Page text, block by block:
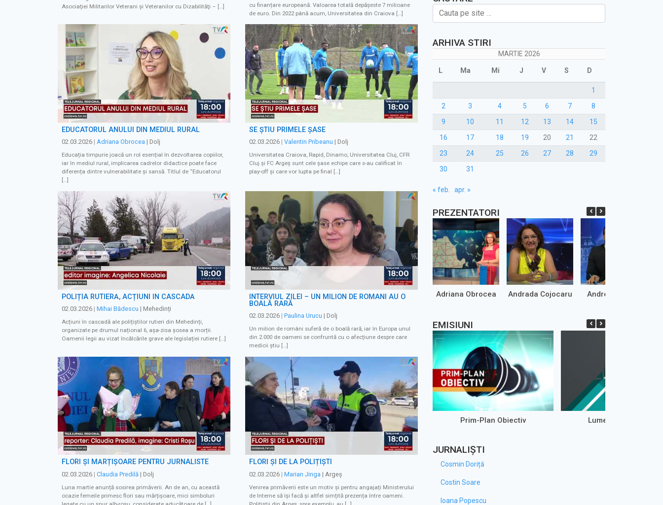
Asociaţiei Militarilor Veterani şi Veteranilor cu Dizabilităţi – […]
cu finanțare europeană. Valoarea totală depășeste 7 milioane
de euro. Din 2022 până acum, Universitatea din Craiova […]
EDUCATORUL ANULUI DIN MEDIUL RURAL
02.03.2026 | Adriana Obrocea | Dolj
Educația timpurie joacă un rol esențial în dezvoltarea copiilor,
iar în mediul rural, implicarea cadrelor didactice poate face
diferența dintre vulnerabilitate și sansă. Titlul de “Educatorul
[…]
SE ȘTIU PRIMELE ȘASE
02.03.2026 | Valentin Pribeanu | Dolj
Universitatea Craiova, Rapid, Dinamo, Universitatea Cluj, CFR
Cluj și FC Argeș sunt cele șase echipe care s-au calificat în
play-off și care vor lupta pe final […]
POLIȚIA RUTIERĂ, ACȚIUNI ÎN CASCADĂ
02.03.2026 | Mihai Bădescu | Mehedinți
Acțiuni în cascadă ale polițiștilor rutieri din Mehedinți,
organizate pe drumul național 6, așa-zisa șosea a morții.
Oamenii legii au vizat încălcările grave ale legislației rutiere […]
INTERVIUL ZILEI – UN MILION DE ROMÂNI AU O
BOALĂ RARĂ
02.03.2026 | Paulina Urucu | Dolj
Un milion de români suferă de o boală rară, iar în Europa unul
din 2.000 de oameni se confruntă cu o afecțiune despre care
medicii știu […]
FLORI ȘI MĂRȚIȘOARE PENTRU JURNALISTE
02.03.2026 | Claudia Predilă | Dolj
Luna martie anunță sosirea primăverii. An de an, cu această
ocazie femeile primesc flori sau mărțișoare, mici simboluri
FLORI ŞI DE LA POLIȚIȘTI
02.03.2026 | Marian Jinga | Argeș
Venirea primăverii este un motiv și pentru angajați Ministerului
de Interne să își facă și altfel simțită prezența între oameni.
ARHIVA STIRI
MARTIE 2026
L Ma Mi J V S D
1
2
3 4 5 6 7
8
9
10 11 12 13 14
15
16
17 18 19 20 21
22
23
24 25 26 27 28
29
30
31
« feb. apr. »
PREZENTATORI
Adriana Obrocea Andrada Cojocaru Andrei Marinaș
EMISIUNI
Prim-Plan Obiectiv Lumea de aproape
JURNALIȘTI
Cosmin Doriță
Costin Soare
Ioana Popescu